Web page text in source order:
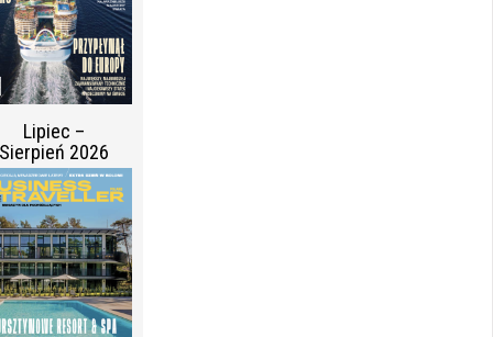
Lipiec –
2026